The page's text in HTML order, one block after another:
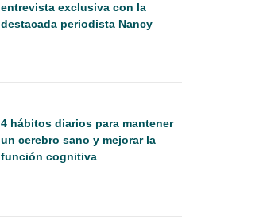
entrevista exclusiva con la
destacada periodista Nancy
4 hábitos diarios para mantener
un cerebro sano y mejorar la
función cognitiva